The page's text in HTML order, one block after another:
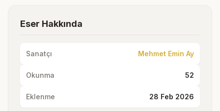
Eser Hakkında
Sanatçı Mehmet Emin Ay
Okunma 52
Eklenme 28 Feb 2026